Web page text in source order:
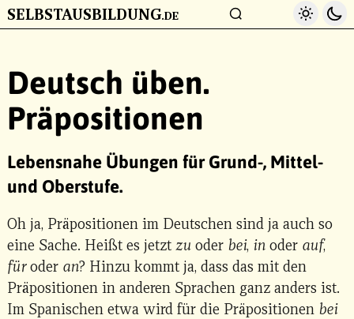
ZUM HAUPTINHALT
SELBSTAUSBILDUNG.DE Light
Deutsch üben.
Präpositionen
Lebensnahe Übungen für Grund-, Mittel-
und Oberstufe.
Oh ja, Präpositionen im Deutschen sind ja auch so
eine Sache. Heißt es jetzt zu oder bei, in oder auf,
füroder an? Hinzu kommt ja, dass das mit den
Präpositionen in anderen Sprachen ganz anders ist.
Im Spanischen etwa wird für die Präpositionen bei